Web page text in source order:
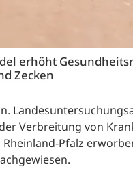
erhöht
Zecken
Verbreitung von
Pfalz